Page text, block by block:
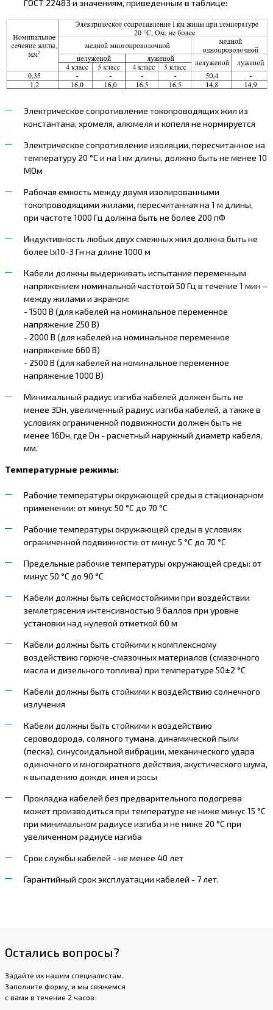
ГОСТ 22483 и значениям, приведенным в таблице:
Электрическое сопротивление токопроводящих жил из
константана, хромеля, алюмеля и копеля не нормируется
Электрическое сопротивление изоляции, пересчитанное на
температуру 20 °С и на l км длины, должно быть не менее 10
МОм
Рабочая емкость между двумя изолированными
токопроводящими жилами, пересчитанная на 1 м длины,
при частоте 1000 Гц должна быть не более 200 пФ
Индуктивность любых двух смежных жил должна быть не
более lх10-3 Гн на длине 1000 м
Кабели должны выдерживать испытание переменным
напряжением номинальной частотой 50 Гц в течение 1 мин –
между жилами и экраном:
- 1500 В (для кабелей на номинальное переменное
напряжение 250 В)
- 2000 В (для кабелей на номинальное переменное
напряжение 660 В)
- 2500 В (для кабелей на номинальное переменное
напряжение 1000 В)
Минимальный радиус изгиба кабелей должен быть не
менее 3Dн, увеличенный радиус изгиба кабелей, а также в
условиях ограниченной подвижности должен быть не
менее 16Dн, где Dн - расчетный наружный диаметр кабеля,
мм.
Температурные режимы:
Рабочие температуры окружающей среды в стационарном
применении: от минус 50 °С до 70 °С
Рабочие температуры окружающей среды в условиях
ограниченной подвижности: от минус 5 °С до 70 °С
Предельные рабочие температуры окружающей среды: от
минус 50 °С до 90 °С
Кабели должны быть сейсмостойкими при воздействии
землетрясения интенсивностью 9 баллов при уровне
установки над нулевой отметкой 60 м
Кабели должны быть стойкими к комплексному
воздействию горюче-смазочных материалов (смазочного
масла и дизельного топлива) при температуре 50±2 °С
Кабели должны быть стойкими к воздействию солнечного
излучения
Кабели должны быть стойкими к воздействию
сероводорода, соляного тумана, динамической пыли
(песка), синусоидальной вибрации, механического удара
одиночного и многократного действия, акустического шума,
к выпадению дождя, инея и росы
Прокладка кабелей без предварительного подогрева
может производиться при температуре не ниже минус 15 °С
при минимальном радиусе изгиба и не ниже 20 °С при
увеличенном радиусе изгиба
Срок службы кабелей - не менее 40 лет
Гарантийный срок эксплуатации кабелей - 7 лет.
Остались вопросы?
Задайте их нашим специалистам.
Заполните форму, и мы свяжемся
с вами в течение 2 часов.